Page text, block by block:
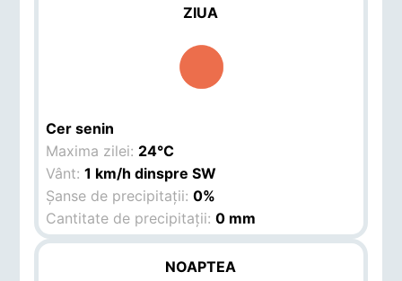
ZIUA
Cer senin
Maxima zilei: 24°C
Vânt:1 km/h dinspre SW
Șanse de precipitații:0%
Cantitate de precipitații:0 mm
NOAPTEA